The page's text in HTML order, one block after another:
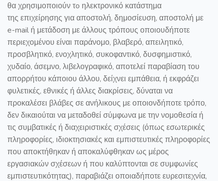
θα χρησιμοποιούν τo ηλεκτρονικό κατάστημα
της επιχείρησης για αποστολή, δημοσίευση, αποστολή με
e-mail ή μετάδοση με άλλους τρόπους οποιουδήποτε
περιεχομένου είναι παράνομο, βλαβερό, απειλητικό,
προσβλητικό, ενοχλητικό, συκοφαντικό, δυσφημιστικό,
χυδαίο, άσεμνο, λιβελογραφικό, αποτελεί παραβίαση του
απορρήτου κάποιου άλλου, δείχνει εμπάθεια, ή εκφράζει
φυλετικές, εθνικές ή άλλες διακρίσεις, δύναται να
προκαλέσει βλάβες σε ανήλικους με οποιονδήποτε τρόπο,
δεν δικαιούται να μεταδοθεί σύμφωνα με την νομοθεσία ή
τις συμβατικές ή διαχειριστικές σχέσεις (όπως εσωτερικές
πληροφορίες, ιδιοκτησιακές και εμπιστευτικές πληροφορίες
που αποκτήθηκαν ή αποκαλύφθηκαν ως μέρος
εργασιακών σχέσεων ή που καλύπτονται σε συμφωνίες
εμπιστευτικότητας), παραβιάζει οποιαδήποτε ευρεσιτεχνία,